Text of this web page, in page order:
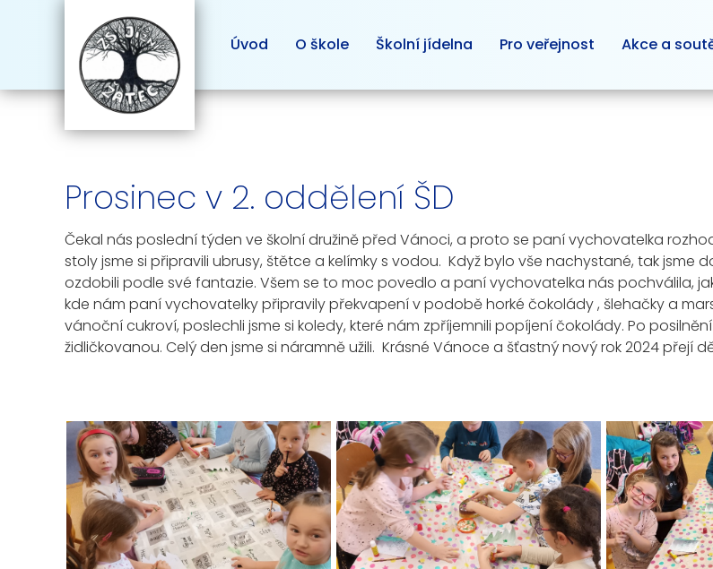
Úvod O škole Školní jídelna Pro veřejnost Akce a
Prosinec v 2. oddělení ŠD
Čekal nás poslední týden ve školní družině před Vánoci, a proto se paní vychovatelka
stoly jsme si připravili ubrusy, štětce a kelímky s vodou. Když bylo vše nachystané, tak
ozdobili podle své fantazie. Všem se to moc povedlo a paní vychovatelka nás pochválila,
kde nám paní vychovatelky připravily překvapení v podobě horké čokolády , šlehačky a
vánoční cukroví, poslechli jsme si koledy, které nám zpříjemnili popíjení čokolády. Po
židličkovanou. Celý den jsme si náramně užili. Krásné Vánoce a šťastný nový rok 2024 přejí